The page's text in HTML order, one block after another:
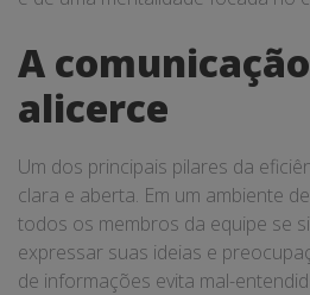
A
alicerce
Um dos principais pilares da
clara e aberta. Em um ambiente
todos os membros da equipe se
expressar suas ideias e
de informações evita mal-